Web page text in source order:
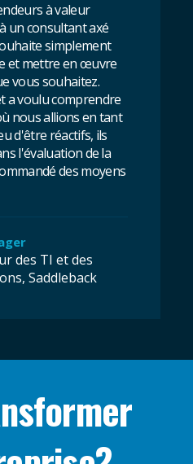
à valeur
un consultant axé
simplement
et mettre en œuvre
vous souhaitez.
a voulu comprendre
nous allions en tant
d'être réactifs, ils
l'évaluation de la
des moyens
des TI et des
Saddleback